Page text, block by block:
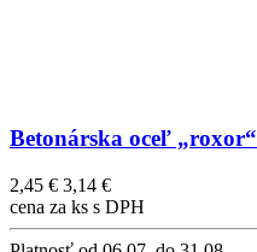
Betonárska oceľ „roxor“
2,45 € 3,14 €
cena za ks s DPH